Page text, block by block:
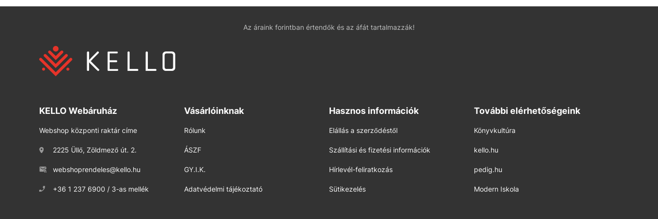
Az áraink forintban értendők és az áfát tartalmazzák!
KELLO Webáruház
Webshop központi raktár címe
2225 Üllő, Zöldmező út. 2.
webshoprendeles@kello.hu
+36 1 237 6900 / 3-as mellék
Vásárlóinknak
Rólunk
ÁSZF
GY.I.K.
Adatvédelmi tájékoztató
Hasznos információk
Elállás a szerződéstől
Szállítási és fizetési információk
Hírlevél-feliratkozás
Sütikezelés
További elérhetőségeink
Könyvkultúra
kello.hu
pedig.hu
Modern Iskola